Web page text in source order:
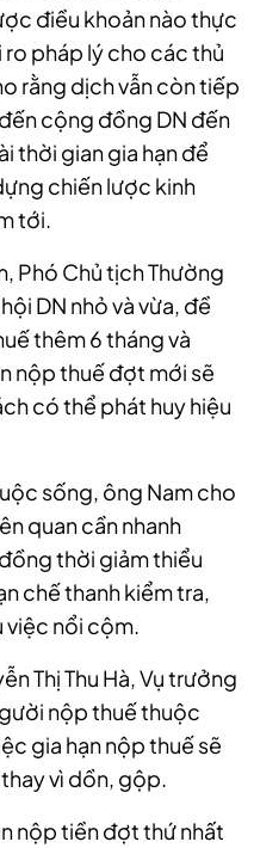
điều khoản nào thực
pháp lý cho các thủ
rằng dịch vẫn còn tiếp
cộng đồng DN đến
thời gian gia hạn để
chiến lược kinh
tới.
Phó Chủ tịch Thường
DN nhỏ và vừa, đề
thêm 6 tháng và
nộp thuế đợt mới sẽ
có thể phát huy hiệu
sống, ông Nam cho
quan cần nhanh
thời giảm thiểu
chế thanh kiểm tra,
việc nổi cộm.
Thị Thu Hà, Vụ trưởng
nộp thuế thuộc
gia hạn nộp thuế sẽ
vì dồn, gộp.
nộp tiền đợt thứ nhất